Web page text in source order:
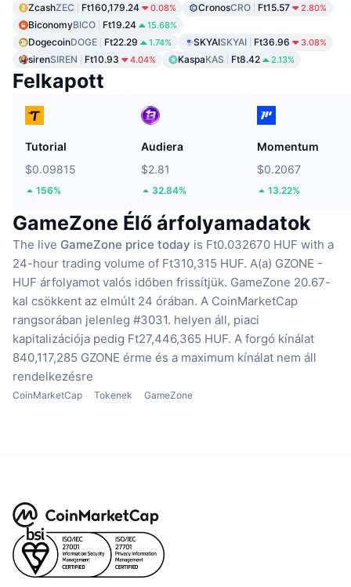
ZcashZEC Ft160,179.24 0.08% CronosCRO Ft15.57 2.80%
BiconomyBICO Ft19.24 15.68%
DogecoinDOGE Ft22.29 1.74% SKYAISKYAI Ft36.96 3.08%
sirenSIREN Ft10.93 4.04% KaspaKAS Ft8.42 2.13%
Felkapott
Tutorial
$0.09815
156%
Audiera
$2.81
32.84%
Momentum
$0.2067
13.22%
GameZone Élő árfolyamadatok
The live GameZone price today is Ft0.032670 HUF with a
24-hour trading volume of Ft310,315 HUF. A(a) GZONE -
HUF árfolyamot valós időben frissítjük. GameZone 20.67-
kal csökkent az elmúlt 24 órában. A CoinMarketCap
rangsorában jelenleg #3031. helyen áll, piaci
kapitalizációja pedig Ft27,446,365 HUF. A forgó kínálat
840,117,285 GZONE érme és a maximum kínálat nem áll
rendelkezésre
CoinMarketCap Tokenek GameZone